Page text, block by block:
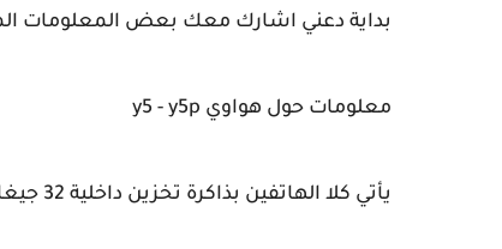
بداية دعني اشارك معك بعض المعلومات المهمة
معلومات حول هواوي y5 - y5p
يأتي كلا الهاتفين بذاكرة تخزين داخلية 32 جيغابايت مع 2 جيغا في مساحة الرام أو الذاكرة العشوائية.